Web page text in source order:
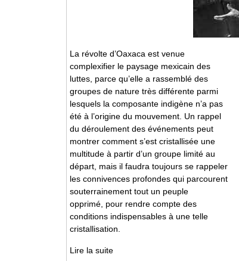
La révolte d’Oaxaca est venue
complexifier le paysage mexicain des
luttes, parce qu’elle a rassemblé des
groupes de nature très différente parmi
lesquels la composante indigène n’a pas
été à l’origine du mouvement. Un rappel
du déroulement des événements peut
montrer comment s’est cristallisée une
multitude à partir d’un groupe limité au
départ, mais il faudra toujours se rappeler
les connivences profondes qui parcourent
souterrainement tout un peuple
opprimé, pour rendre compte des
conditions indispensables à une telle
cristallisation.
Lire la suite